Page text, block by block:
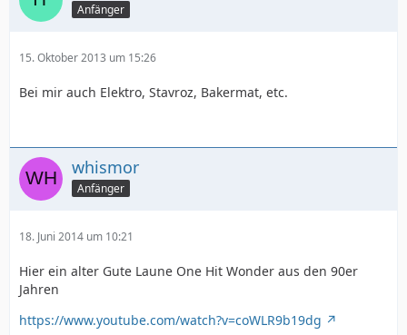
Anfänger
15. Oktober 2013 um 15:26
Bei mir auch Elektro, Stavroz, Bakermat, etc.
whismor
Anfänger
18. Juni 2014 um 10:21
Hier ein alter Gute Laune One Hit Wonder aus den 90er
Jahren
https://www.youtube.com/watch?v=coWLR9b19dg